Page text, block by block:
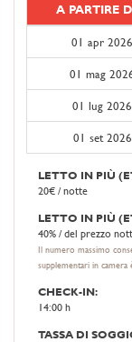
A PARTIRE
01 apr 2026
01 mag
01 lug 2026
01 set 2026
LETTO IN PIÙ
20€ / notte
LETTO IN PIÙ
40% / del prezzo
Il numero massimo
supplementari in camera
CHECK-IN:
14:00 h
TASSA DI